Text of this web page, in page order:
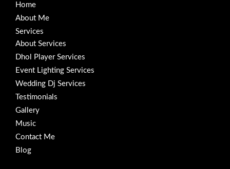
Home
About Me
Services
About Services
Dhol Player Services
Event Lighting Services
Wedding Dj Services
Testimonials
Gallery
Music
Contact Me
Blog